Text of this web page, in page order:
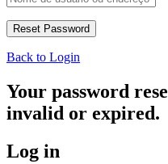
Back to Login
Your password
invalid or expired.
Log in